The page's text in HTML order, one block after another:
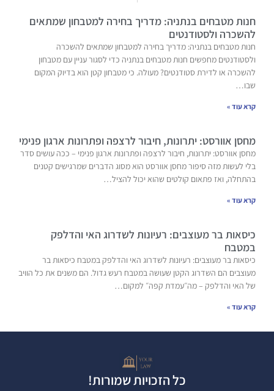
חנות מטבחים בנתניה: מדריך בחירה למטבחון שמתאים
להשכרה ולסטודנטים
חנות מטבחים בנתניה: מדריך בחירה למטבחון שמתאים להשכרה
ולסטודנטים מחפשים חנות מטבחים בנתניה כדי לסגור עניין עם מטבחון
להשכרה או לדירת סטודנטים? מעולה. כי מטבחון קטן הוא בדיוק המקום
שבו…
קרא עוד »
מחסן אוורסט: יתרונות, חיבור לרצפה ופתרונות ארגון פנימי
מחסן אוורסט: יתרונות, חיבור לרצפה ופתרונות ארגון פנימי – ככה עושים סדר
בלי לעשות מזה סיפור מחסן אוורסט הוא מסוג הדברים שמרגישים קטנים
בהתחלה, ואז פתאום קולטים שהוא יכול להציל…
קרא עוד »
כיסאות בר מעוצבים: רעיונות לשדרוג האי והדלפק
במטבח
כיסאות בר מעוצבים: רעיונות לשדרוג האי והדלפק במטבח כיסאות בר
מעוצבים הם השדרוג הקטן שעושה במטבח רעש גדול. הם משנים את כל הוויב
של האי והדלפק – מה״עמדת קפה״ למקום…
קרא עוד »
כל הזכויות שמורות!